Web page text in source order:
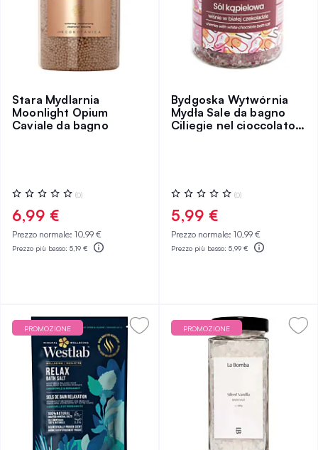
Stara Mydlarnia
Moonlight Opium
Caviale da bagno
Valutazione:
0%
(0)
6,99 €
Prezzo normale: 10,99 €
Prezzo più basso: 5,19 €
Bydgoska Wytwórnia
Mydła Sale da bagno
Ciliegie nel cioccolato
Valutazione:
0%
(0)
5,99 €
Prezzo normale: 10,99 €
Prezzo più basso: 5,99 €
PROMOZIONE PROMOZIONE